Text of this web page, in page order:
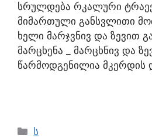
სრულდება რკალური
მიმართული განსვლითი
ხელი მარჯვნივ და ზევით
მარცხენა _ მარცხნივ და
წარმოდგენილია მკერდის
ს